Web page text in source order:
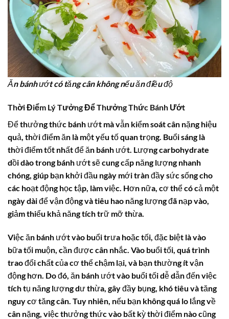
Ăn bánh ướt có tăng cân không nếu ăn điều độ
Thời Điểm Lý Tưởng Để Thưởng Thức Bánh Ướt
Để thưởng thức bánh ướt mà vẫn kiểm soát cân nặng hiệu
quả, thời điểm ăn là một yếu tố quan trọng. Buổi sáng là
thời điểm tốt nhất để ăn bánh ướt. Lượng carbohydrate
dồi dào trong bánh ướt sẽ cung cấp năng lượng nhanh
chóng, giúp bạn khởi đầu ngày mới tràn đầy sức sống cho
các hoạt động học tập, làm việc. Hơn nữa, cơ thể có cả một
ngày dài để vận động và tiêu hao năng lượng đã nạp vào,
giảm thiểu khả năng tích trữ mỡ thừa.
Việc ăn bánh ướt vào buổi trưa hoặc tối, đặc biệt là vào
bữa tối muộn, cần được cân nhắc. Vào buổi tối, quá trình
trao đổi chất của cơ thể chậm lại, và bạn thường ít vận
động hơn. Do đó, ăn bánh ướt vào buổi tối dễ dẫn đến việc
tích tụ năng lượng dư thừa, gây đầy bụng, khó tiêu và tăng
nguy cơ tăng cân. Tuy nhiên, nếu bạn không quá lo lắng về
cân nặng, việc thưởng thức vào bất kỳ thời điểm nào cũng